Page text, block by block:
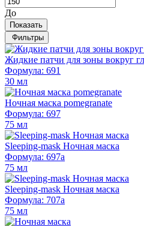
До
Показать
Фильтры
Жидкие патчи для зоны вокруг
Формула: 691
30 мл
Ночная маска pomegranate
Формула: 697
75 мл
Sleeping-mask Ночная маска
Формула: 697а
75 мл
Sleeping-mask Ночная маска
Формула: 707а
75 мл